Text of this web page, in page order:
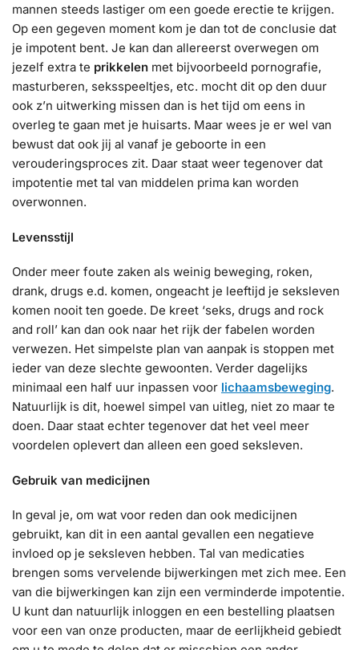
mannen steeds lastiger om een goede erectie te krijgen.
Op een gegeven moment kom je dan tot de conclusie dat
je impotent bent. Je kan dan allereerst overwegen om
jezelf extra te prikkelen met bijvoorbeeld pornografie,
masturberen, seksspeeltjes, etc. mocht dit op den duur
ook z’n uitwerking missen dan is het tijd om eens in
overleg te gaan met je huisarts. Maar wees je er wel van
bewust dat ook jij al vanaf je geboorte in een
verouderingsproces zit. Daar staat weer tegenover dat
impotentie met tal van middelen prima kan worden
overwonnen.
Levensstijl
Onder meer foute zaken als weinig beweging, roken,
drank, drugs e.d. komen, ongeacht je leeftijd je seksleven
komen nooit ten goede. De kreet ‘seks, drugs and rock
and roll’ kan dan ook naar het rijk der fabelen worden
verwezen. Het simpelste plan van aanpak is stoppen met
ieder van deze slechte gewoonten. Verder dagelijks
minimaal een half uur inpassen voor lichaamsbeweging.
Natuurlijk is dit, hoewel simpel van uitleg, niet zo maar te
doen. Daar staat echter tegenover dat het veel meer
voordelen oplevert dan alleen een goed seksleven.
Gebruik van medicijnen
In geval je, om wat voor reden dan ook medicijnen
gebruikt, kan dit in een aantal gevallen een negatieve
invloed op je seksleven hebben. Tal van medicaties
brengen soms vervelende bijwerkingen met zich mee. Een
van die bijwerkingen kan zijn een verminderde impotentie.
U kunt dan natuurlijk inloggen en een bestelling plaatsen
voor een van onze producten, maar de eerlijkheid gebiedt